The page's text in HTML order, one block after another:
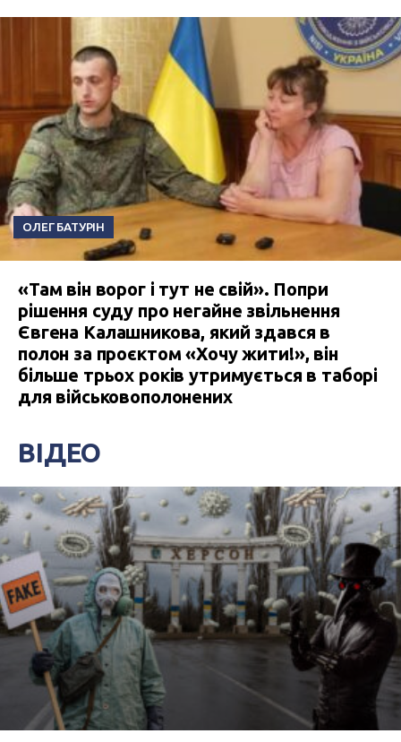
ОЛЕГ БАТУРІН
«Там він ворог і тут не свій». Попри
рішення суду про негайне звільнення
Євгена Калашникова, який здався в
полон за проєктом «Хочу жити!», він
більше трьох років утримується в таборі
для військовополонених
ВІДЕО